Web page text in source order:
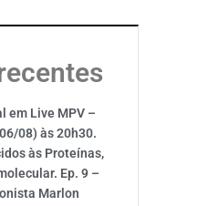
em Live MPV –
08) às 20h30.
às Proteínas,
Ep. 9 –
Marlon